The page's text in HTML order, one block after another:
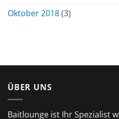
Oktober 2018(3)
ÜBER UNS
Baitlounge ist Ihr Spezialist